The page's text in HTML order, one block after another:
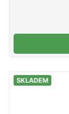
SKLADEM